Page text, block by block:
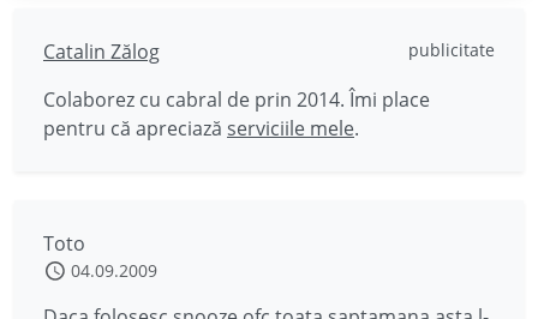
Catalin Zălog publicitate
Colaborez cu cabral de prin 2014. Îmi place
pentru că apreciază serviciile mele.
Toto
04.09.2009